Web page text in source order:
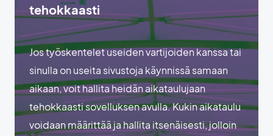
tehokkaasti
Jos työskentelet useiden vartijoiden kanssa tai
sinulla on useita sivustoja käynnissä samaan
aikaan, voit hallita heidän aikataulujaan
tehokkaasti sovelluksen avulla. Kukin aikataulu
voidaan määrittää ja hallita itsenäisesti, jolloin